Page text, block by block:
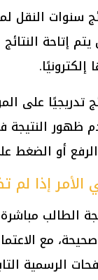
سنوات النقل
يتم إتاحة
تدريجيًا على
ظهور
أو الضغط
إذا لم
الطالب
صحيحة، مع
الرسمية